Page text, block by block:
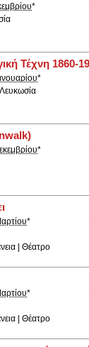
*
Τέχνη 1860-
*
*
*
| Θέατρο
*
| Θέατρο